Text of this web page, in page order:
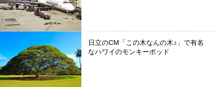
日立のCM「この木なんの木♪」で有名
なハワイのモンキーポッド